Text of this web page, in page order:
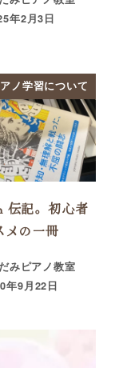
年2月3日
ノ学習について
伝記。初心者
メの一冊
みピアノ教室
年9月22日